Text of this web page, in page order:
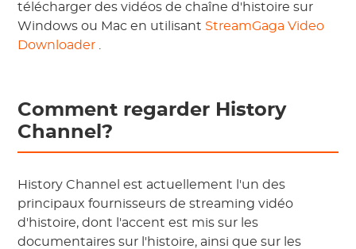
télécharger des vidéos de chaîne d'histoire sur
Windows ou Mac en utilisant StreamGaga Video
Downloader
Comment regarder History
Channel?
History Channel est actuellement l'un des
principaux fournisseurs de streaming vidéo
d'histoire, dont l'accent est mis sur les
documentaires sur l'histoire, ainsi que sur les